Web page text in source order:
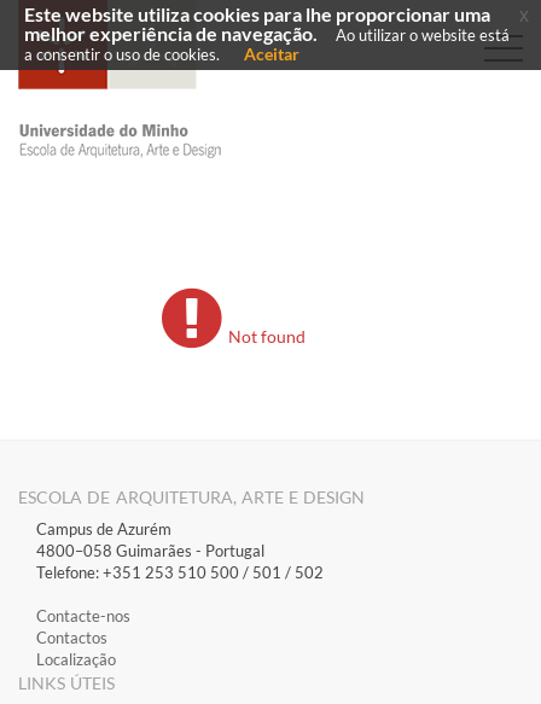
Not found
ESCOLA DE ARQUITETURA, ARTE E DESIGN
Campus de Azurém
4800–058 Guimarães​ - Portugal
Telefone: +351 253 510 500 / 501 / 502
Contacte-nos
Contactos
Localização
LINKS ÚTEIS
Este website utiliza cookies para lhe proporcionar uma
melhor experiência de navegação.
Ao utilizar o website está
a consentir o uso de cookies.
Aceitar
x